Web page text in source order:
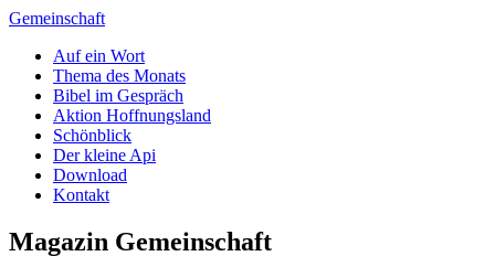
Zum
springen
Gemeinschaft
Auf ein Wort
Thema des Monats
Bibel im Gespräch
Aktion Hoffnungsland
Schönblick
Der kleine Api
Download
Kontakt
Magazin Gemeinschaft